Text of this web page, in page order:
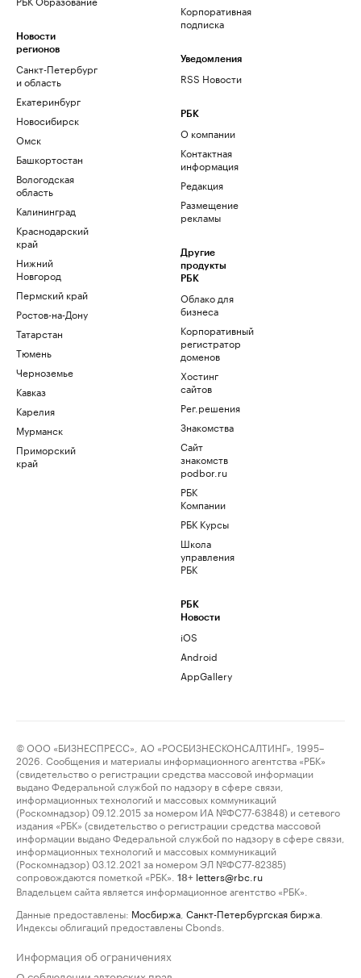
Новости
регионов
Санкт-Петербург
и область
Екатеринбург
Новосибирск
Омск
Башкортостан
Вологодская
область
Калининград
Краснодарский
край
Нижний
Новгород
Пермский край
Ростов-на-Дону
Татарстан
Тюмень
Черноземье
Кавказ
Карелия
Мурманск
Приморский
край
Корпоративная
подписка
Уведомления
RSS Новости
РБК
О компании
Контактная
информация
Редакция
Размещение
рекламы
Другие
продукты
РБК
Облако для
бизнеса
Корпоративный
регистратор
доменов
Хостинг
сайтов
Рег.решения
Знакомства
Сайт
знакомств
podbor.ru
РБК
Компании
РБК Курсы
Школа
управления
РБК
РБК
Новости
iOS
Android
AppGallery
© ООО «БИЗНЕСПРЕСС», АО «РОСБИЗНЕСКОНСАЛТИНГ», 1995–
2026. Сообщения и материалы информационного агентства «РБК»
(свидетельство о регистрации средства массовой информации
выдано Федеральной службой по надзору в сфере связи,
информационных технологий и массовых коммуникаций
(Роскомнадзор) 09.12.2015 за номером ИА №ФС77-63848) и сетевого
издания «РБК» (свидетельство о регистрации средства массовой
информации выдано Федеральной службой по надзору в сфере связи,
информационных технологий и массовых коммуникаций
(Роскомнадзор) 03.12.2021 за номером ЭЛ №ФС77-82385)
сопровождаются пометкой «РБК».
18+ letters@rbc.ru
Владельцем сайта является информационное агентство «РБК».
Данные предоставлены: Мосбиржа Санкт-Петербургская биржа
Индексы облигаций предоставлены Cbonds.
Информация об ограничениях